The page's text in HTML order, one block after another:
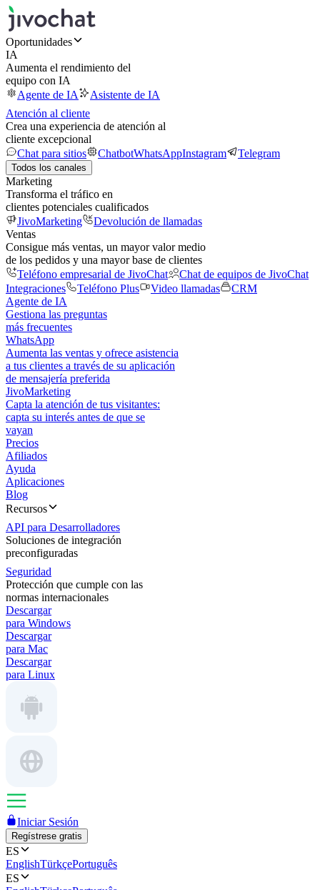
Oportunidades
IA
Aumenta el rendimiento del
equipo con IA
Agente de IA
Asistente de IA
Atención al cliente
Crea una experiencia de atención al
cliente excepcional
Chat para sitios
ChatbotWhatsAppInstagram Telegram
Todos los canales
Marketing
Transforma el tráfico en
clientes potenciales cualificados
JivoMarketing
Devolución de llamadas
Ventas
Consigue más ventas, un mayor valor medio
de los pedidos y una mayor base de clientes
Teléfono empresarial de JivoChat
Chat de equipos de JivoChat
Integraciones
Teléfono Plus Video llamadas
CRM
Agente de IA
Gestiona las preguntas
más frecuentes
WhatsApp
Aumenta las ventas y ofrece asistencia
a tus clientes a través de su aplicación
de mensajería preferida
JivoMarketing
Capta la atención de tus visitantes:
capta su interés antes de que se
vayan
Precios
Afiliados
Ayuda
Aplicaciones
Blog
Recursos
API para Desarrolladores
Soluciones de integración
preconfiguradas
Seguridad
Protección que cumple con las
normas internacionales
Descargar
para Windows
Descargar
para Mac
Descargar
para Linux
Iniciar Sesión
Regístrese gratis
ES
EnglishTürkçePortuguês
ES